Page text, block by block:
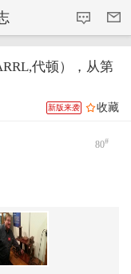
代顿），从第
新版来袭 收藏
80#